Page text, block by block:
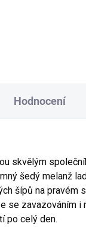
Hodnocení
skvělým
šedý melanž
šípů na pravém
se zavazováním i
po celý den.